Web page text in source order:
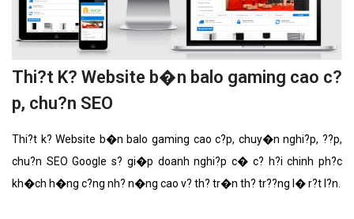
Thi?t K? Website b�n balo gaming cao c?
p, chu?n SEO
Thi?t k? Website b�n balo gaming cao c?p, chuy�n nghi?p, ??p,
chu?n SEO Google s? gi�p doanh nghi?p c� c? h?i chinh ph?c
kh�ch h�ng c?ng nh? n�ng cao v? th? tr�n th? tr??ng l� r?t l?n.